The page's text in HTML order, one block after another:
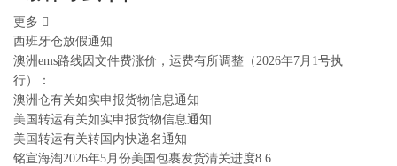
更多
西班牙仓放假通知
澳洲ems路线因文件费涨价，运费有所调整（2026年7月1号执
行）：
澳洲仓有关如实申报货物信息通知
美国转运有关如实申报货物信息通知
美国转运有关转国内快递名通知
铭宣海淘2026年5月份美国包裹发货清关进度8.6